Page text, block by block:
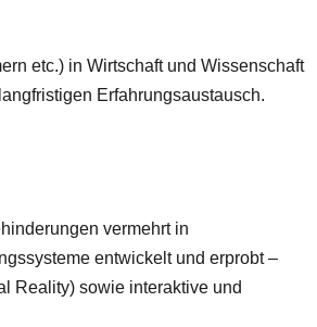
etc.) in Wirtschaft und Wissenschaft
Erfahrungsaustausch.
vermehrt in
entwickelt und erprobt –
Reality) sowie interaktive und